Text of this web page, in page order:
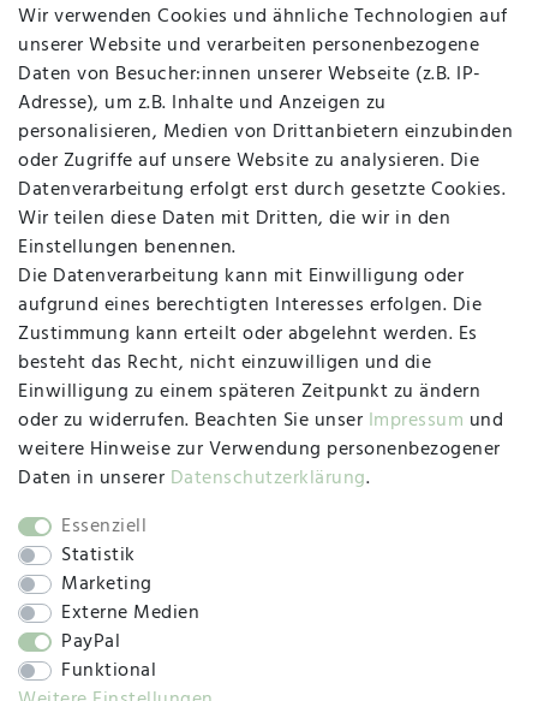
Widerruf
Vertrag widerrufen Kontakt
MAPALI VOR ORT
Herzogstraße 10
47533 Kleve
Montag, Dienstag, Donnerstag, Freitag
09:00 Uhr bis 13:00 Uhr
Mittwoch
09:00 Uhr bis 12:00 Uhr
SOCIAL
Wir verwenden Cookies und ähnliche Technologien auf
unserer Website und verarbeiten personenbezogene
Daten von Besucher:innen unserer Webseite (z.B. IP-
Adresse), um z.B. Inhalte und Anzeigen zu
personalisieren, Medien von Drittanbietern einzubinden
oder Zugriffe auf unsere Website zu analysieren. Die
Datenverarbeitung erfolgt erst durch gesetzte Cookies.
Wir teilen diese Daten mit Dritten, die wir in den
Einstellungen benennen.
Die Datenverarbeitung kann mit Einwilligung oder
aufgrund eines berechtigten Interesses erfolgen. Die
Zustimmung kann erteilt oder abgelehnt werden. Es
besteht das Recht, nicht einzuwilligen und die
Einwilligung zu einem späteren Zeitpunkt zu ändern
oder zu widerrufen. Beachten Sie unser Impressum und
weitere Hinweise zur Verwendung personenbezogener
Daten in unserer Daten­schutz­erklärung.
Essenziell
Statistik
Marketing
Externe Medien
PayPal
Funktional